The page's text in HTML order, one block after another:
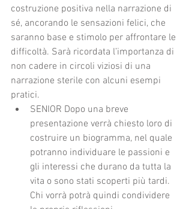
costruzione positiva nella narrazione di
sé, ancorando le sensazioni felici, che
saranno base e stimolo per affrontare le
difficoltà. Sarà ricordata l’importanza di
non cadere in circoli viziosi di una
narrazione sterile con alcuni esempi
pratici.
SENIOR Dopo una breve
presentazione verrà chiesto loro di
costruire un biogramma, nel quale
potranno individuare le passioni e
gli interessi che durano da tutta la
vita o sono stati scoperti più tardi.
Chi vorrà potrà quindi condividere